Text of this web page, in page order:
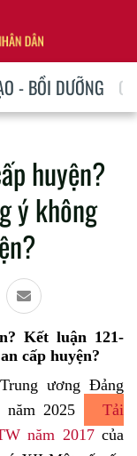
- BỒI DƯỠNG
huyện?
ý không
Kết luận 121-
cấp huyện?
ương Đảng
2025
Tải
năm 2017của